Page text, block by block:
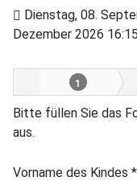
Dienstag, 08.
Dezember 2026
1
Bitte füllen Sie das
aus.
Vorname des Kindes *